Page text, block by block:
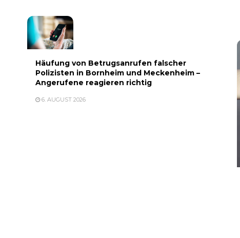
Häufung von Betrugsanrufen falscher
Polizisten in Bornheim und Meckenheim –
Angerufene reagieren richtig
6. AUGUST 2026